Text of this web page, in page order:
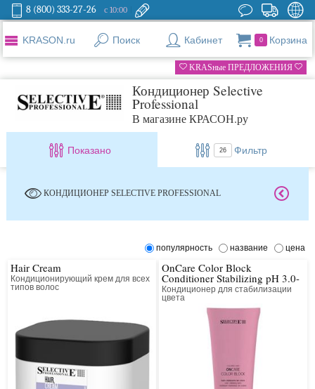
8 (800) 333-27-26 с 10:00
KRASON.ru Поиск Кабинет 0 Корзина
KRASные ПРЕДЛОЖЕНИЯ
Кондиционер Selective
Professional
В магазине КРАСОН.ру
Показано 26 Фильтр
КОНДИЦИОНЕР SELECTIVE PROFESSIONAL
популярность название цена
Hair Cream
Кондиционирующий крем для всех
типов волос
OnCare Color Block
Conditioner Stabilizing pH 3.0-
4.5
Кондиционер для стабилизации
цвета